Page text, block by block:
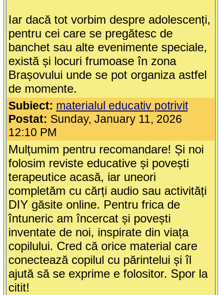
Iar dacă tot vorbim despre adolescenți,
pentru cei care se pregătesc de
banchet sau alte evenimente speciale,
există și locuri frumoase în zona
Brașovului unde se pot organiza astfel
de momente.
Subiect: materialul educativ potrivit
Postat: Sunday, January 11, 2026
12:10 PM
Mulțumim pentru recomandare! Și noi
folosim reviste educative și povești
terapeutice acasă, iar uneori
completăm cu cărți audio sau activități
DIY găsite online. Pentru frica de
întuneric am încercat și povești
inventate de noi, inspirate din viața
copilului. Cred că orice material care
conectează copilul cu părintelui și îl
ajută să se exprime e folositor. Spor la
citit!